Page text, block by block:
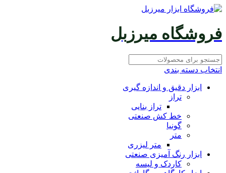
فروشگاه میرزبل
انتخاب دسته بندی
ابزار دقیق و اندازه گیری
تراز
تراز بنایی
خط کش صنعتی
گونیا
متر
متر لیزری
ابزار رنگ آمیزی صنعتی
کاردک و لیسه